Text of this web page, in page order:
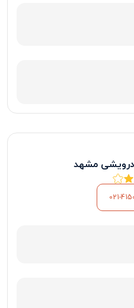
مشهد
021-